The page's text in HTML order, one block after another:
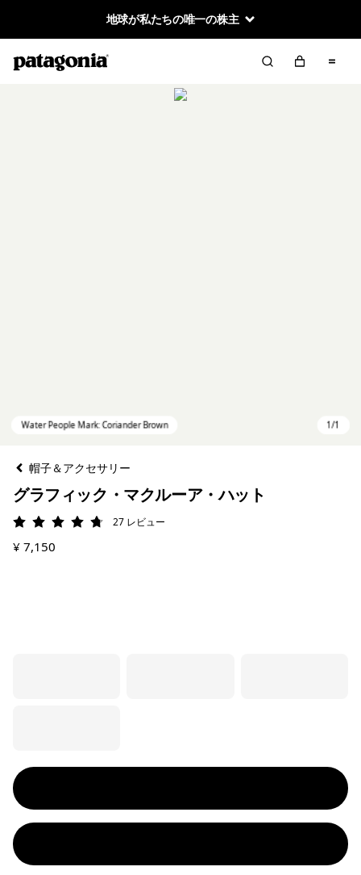
地球が私たちの唯一の株主
帽子＆アクセサリー
グラフィック・マクルーア・ハット
評価: 4.7 / 5
27 レビュー
¥ 7,150